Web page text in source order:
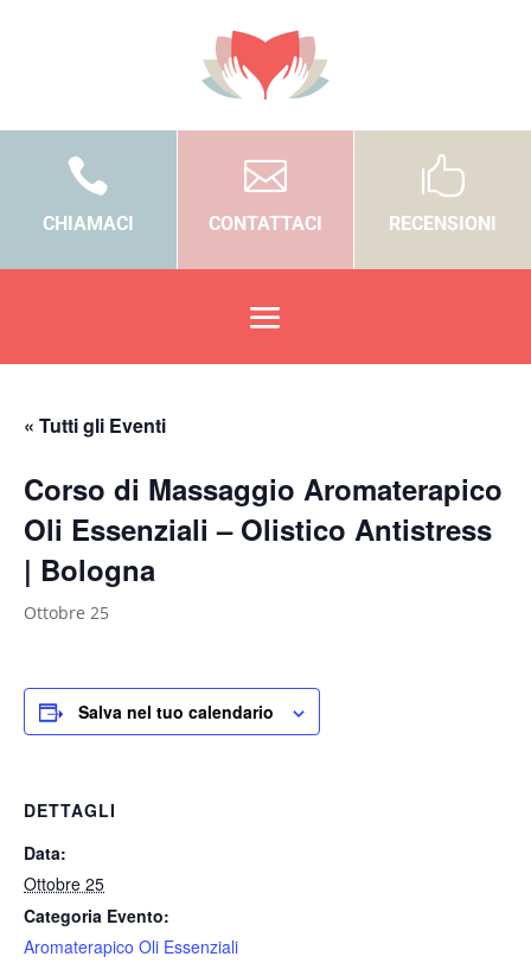

CHIAMACI

CONTATTACI

RECENSIONI
« Tutti gli Eventi
Corso di Massaggio Aromaterapico
Oli Essenziali – Olistico Antistress
| Bologna
Ottobre 25
Salva nel tuo calendario
DETTAGLI
Data:
Ottobre 25
Categoria Evento:
Aromaterapico Oli Essenziali